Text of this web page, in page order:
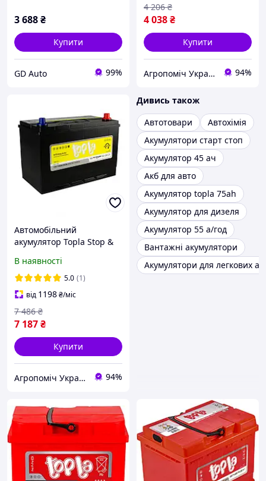
3 688₴
Купити
GD Auto 99%
4 038₴
4 206 ₴
Купити
Агропоміч Україна 94%
Автомобільний
акумулятор Topla Stop &
900А(EN) R+ 112 005
В наявності
5.0 (1)
від 1198₴/міс
7 187₴
7 486 ₴
Купити
Агропоміч Україна 94%
Дивись також
Автотовари
Автохімія
Акумулятори старт стоп
Акумулятор 45 ач
Акб для авто
Акумулятор topla 75ah
Акумулятор для дизеля
Акумулятор 55 а/год
Вантажні акумулятори
Акумулятори для легкових